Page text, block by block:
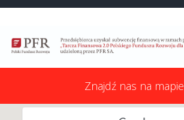
Znajdź nas na mapie